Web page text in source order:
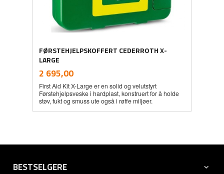
FØRSTEHJELPSKOFFERT CEDERROTH X-
LARGE
Pris
2 695,00mva.
First Aid Kit X-Large er en solid og velutstyrt
Førstehjelpsveske i hardplast, konstruert for å holde
støv, fukt og smuss ute også i røffe miljøer.
BESTSELGERE